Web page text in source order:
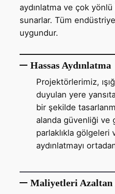
aydınlatma ve çok
sunarlar. Tüm
uygundur.
Hassas Aydınlatma
Projektörlerimiz,
duyulan yere
bir şekilde
alanda güvenliği ve
parlaklıkla gölgeleri
aydınlatmayı
Maliyetleri